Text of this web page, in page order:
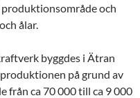
och
ålar.
byggdes i Ätran
på grund av
från ca 70 000 till ca 9 000